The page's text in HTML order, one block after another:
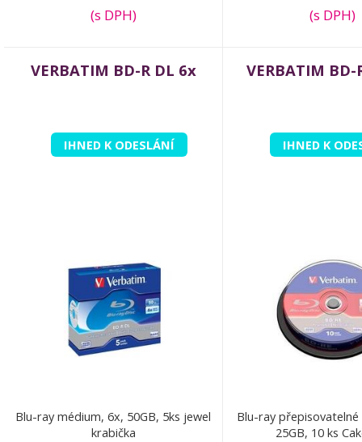
(s DPH) (s DPH)
VERBATIM BD-R DL 6x
IHNED K ODESLÁNÍ
Blu-ray médium, 6x, 50GB, 5ks jewel
krabička
VERBATIM BD-
IHNED K
Blu-ray
25GB, 10 ks